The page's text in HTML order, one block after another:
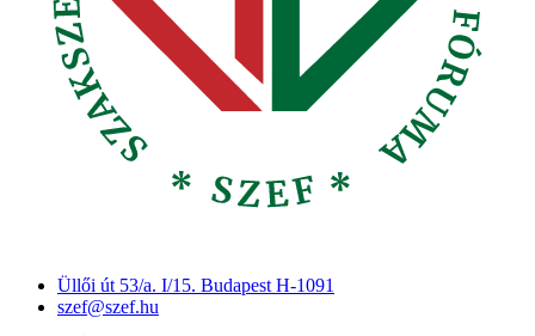
Üllői út 53/a. I/15. Budapest H-1091
szef@szef.hu